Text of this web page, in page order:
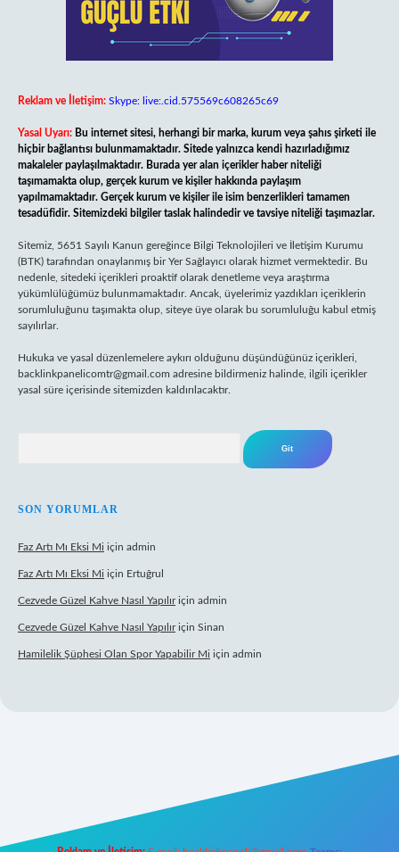
Reklam ve İletişim: Skype: live:.cid.575569c608265c69
Yasal Uyarı: Bu internet sitesi, herhangi bir marka, kurum veya şahıs şirketi ile
hiçbir bağlantısı bulunmamaktadır. Sitede yalnızca kendi hazırladığımız
makaleler paylaşılmaktadır. Burada yer alan içerikler haber niteliği
taşımamakta olup, gerçek kurum ve kişiler hakkında paylaşım
yapılmamaktadır. Gerçek kurum ve kişiler ile isim benzerlikleri tamamen
tesadüfidir. Sitemizdeki bilgiler taslak halindedir ve tavsiye niteliği taşımazlar.
Sitemiz, 5651 Sayılı Kanun gereğince Bilgi Teknolojileri ve İletişim Kurumu
(BTK) tarafından onaylanmış bir Yer Sağlayıcı olarak hizmet vermektedir. Bu
nedenle, sitedeki içerikleri proaktif olarak denetleme veya araştırma
yükümlülüğümüz bulunmamaktadır. Ancak, üyelerimiz yazdıkları içeriklerin
sorumluluğunu taşımakta olup, siteye üye olarak bu sorumluluğu kabul etmiş
sayılırlar.
Hukuka ve yasal düzenlemelere aykırı olduğunu düşündüğünüz içerikleri,
backlinkpanelicomtr@gmail.com adresine bildirmeniz halinde, ilgili içerikler
yasal süre içerisinde sitemizden kaldırılacaktır.
SON YORUMLAR
Faz Artı Mı Eksi Mi için admin
Faz Artı Mı Eksi Mi için Ertuğrul
Cezvede Güzel Kahve Nasıl Yapılıriçin admin
Cezvede Güzel Kahve Nasıl Yapılıriçin Sinan
Hamilelik Şüphesi Olan Spor Yapabilir Mi için admin
betexper.xyz